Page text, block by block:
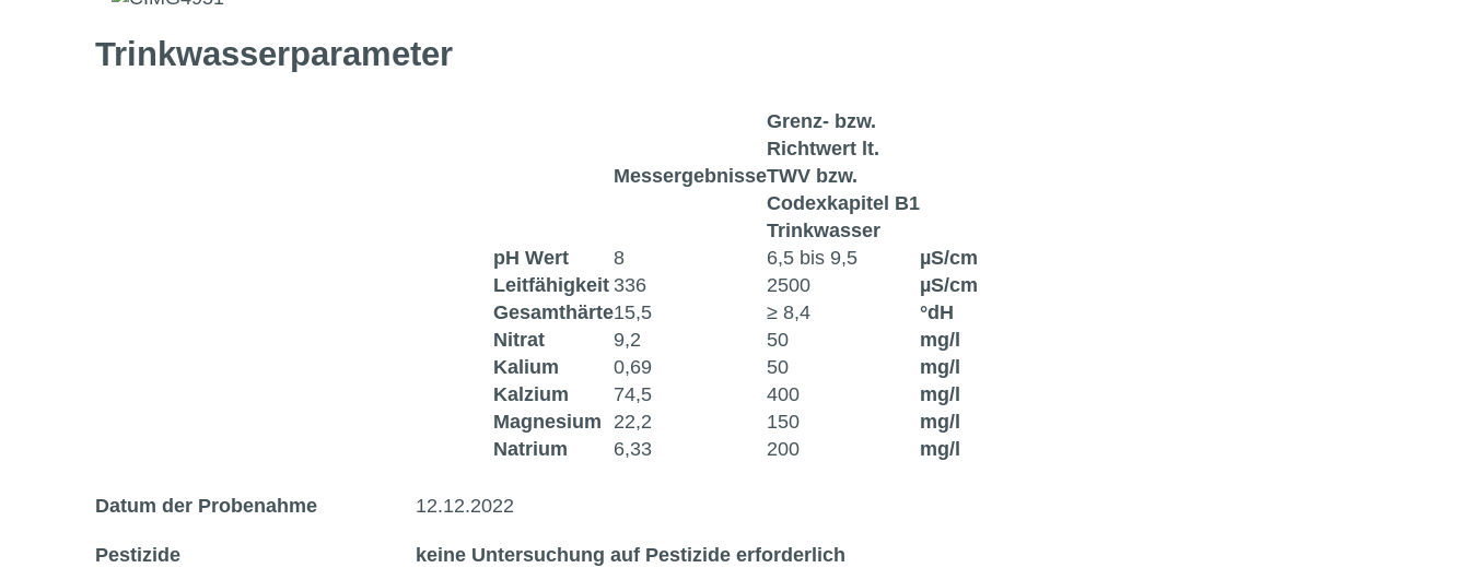
Trinkwasser­parameter
Messergebnisse
Grenz- bzw.
Richtwert lt.
TWV bzw.
Codexkapitel B1
Trinkwasser
pH Wert
8 6,5 bis 9,5
µS/cm
Leitfähigkeit 336 2500
µS/cm
Gesamthärte15,5 ≥ 8,4
°dH
Nitrat
9,2 50
mg/l
Kalium
0,69 50
mg/l
Kalzium
74,5 400
mg/l
Magnesium
22,2 150
mg/l
Natrium
6,33 200 mg/l
Datum der Probenahme 12.12.2022
Pestizide keine Untersuchung auf Pestizide erforderlich